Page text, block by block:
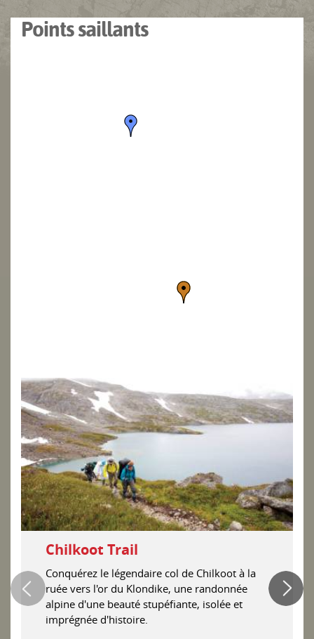
Points saillants
Chilkoot Trail
Conquérez le légendaire col de Chilkoot à la
ruée vers l'or du Klondike, une randonnée
alpine d'une beauté stupéfiante, isolée et
imprégnée d'histoire.